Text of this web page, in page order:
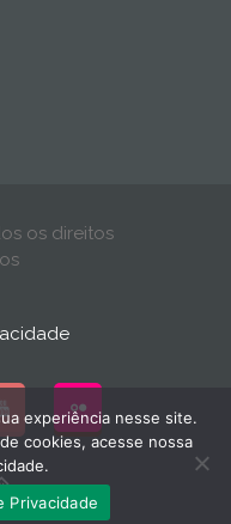
os direitos
experiência nesse site.
cookies, acesse nossa
Privacidade